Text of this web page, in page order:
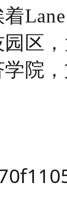
区
院